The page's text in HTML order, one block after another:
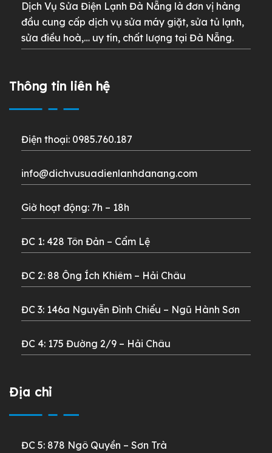
Dịch Vụ Sửa Điện Lạnh Đà Nẵng là đơn vị hàng
đầu cung cấp dịch vụ sửa máy giặt, sửa tủ lạnh,
sửa điều hoà,… uy tín, chất lượng tại Đà Nẵng.
Thông tin liên hệ
Điện thoại: 0985.760.187
info@dichvusuadienlanhdanang.com
Giờ hoạt động: 7h – 18h
ĐC 1: 428 Tôn Đản – Cẩm Lệ
ĐC 2: 88 Ông Ích Khiêm – Hải Châu
ĐC 3: 146a Nguyễn Đình Chiểu – Ngũ Hành Sơn
ĐC 4: 175 Đường 2/9 – Hải Châu
Địa chỉ
ĐC 5: 878 Ngô Quyền – Sơn Trà